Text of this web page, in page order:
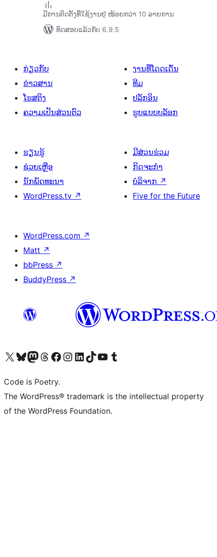
ມີການຕິດຕັ້ງທີ່ໃຊ້ງານຢູ່ ໜ້ອຍກວ່າ 10 ລາຍການ
ທົດສອບແລ້ວກັບ 6.9.5
ກ່ຽວກັບ
ຂ່າວສານ
ໂຮສຕິງ
ຄວາມເປັນສ່ວນຕົວ
ງານທີ່ໂດດເດັ່ນ
ທີມ
ປລັກອິນ
ຮູບແບບບລັອກ
ຮຽນຮູ້
ຊ່ວຍເຫຼືອ
ນັກພັດທະນາ
WordPress.tv ↗
ມີສ່ວນຮ່ວມ
ກິດຈະກຳ
ບໍລິຈາກ ↗
Five for the Future
WordPress.com ↗
Matt ↗
bbPress ↗
BuddyPress ↗
ຢ້ຽມຊົມບັນຊີ X (ຊື່ເກົ່າ Twitter) ຂອງພວກເຮົາຢ້ຽມຊົມບັນຊີ Bluesky ຂອງພວກເຮົາຢ້ຽມຊົມບັນຊີ Mastodon ຂອງພວກເຮົາຢ້ຽມຊົມບັນຊີ Threads ຂອງພວກເຮົາຢ້ຽມຊົມໜ້າ Facebook ຂອງພວກເຮົາຢ້ຽມຊົມບັນຊີ Instagram ຂອງພວກເຮົາຢ້ຽມຊົມບັນຊີ LinkedIn ຂອງພວກເຮົາຢ້ຽມຊົມບັນຊີ TikTok ຂອງພວກເຮົາຢ້ຽມຊົມຊ່ອງ YouTube ຂອງພວກເຮົາຢ້ຽມຊົມບັນຊີ Tumblr ຂອງພວກເຮົາ
Code is Poetry.
The WordPress® trademark is the intellectual property
of the WordPress Foundation.